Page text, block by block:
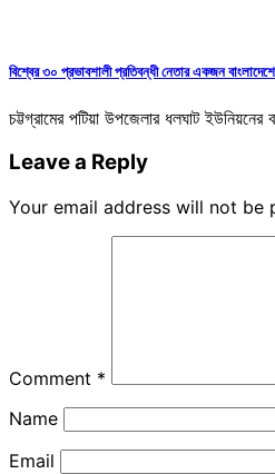
বিশ্বের ৩০ প্রভাবশালী প্রতিবন্ধী নেতার একজন
চট্টগ্রামের পটিয়া উপজেলার ধলঘাট
Leave a Reply
Your email address will not be
Comment *
Name
Email